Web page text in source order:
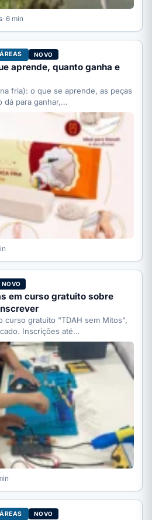
· 6 min
NOVO
aprende, quanto ganha e
fria): o que se aprende, as peças
dá para ganhar,…
NOVO
em curso gratuito sobre
curso gratuito "TDAH sem Mitos",
Inscrições até…
NOVO